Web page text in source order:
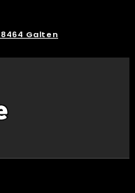
Galten